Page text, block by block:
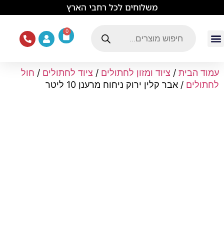
משלוחים לכל רחבי הארץ
0
עמוד הבית / ציוד ומזון לחתולים / ציוד לחתולים / חול
לחתולים / אבר קלין ירוק ניחוח מרענן 10 ליטר